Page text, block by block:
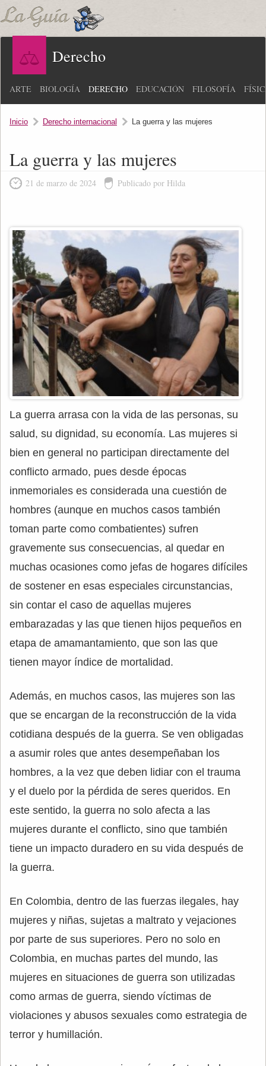
Derecho
ARTE BIOLOGÍA DERECHO EDUCACIÓN FILOSOFÍA
Inicio Derecho internacional La guerra y las mujeres
La guerra y las mujeres
21 de marzo de 2024 Publicado por Hilda
La guerra arrasa con la vida de las personas, su
salud, su dignidad, su economía. Las mujeres si
bien en general no participan directamente del
conflicto armado, pues desde épocas
inmemoriales es considerada una cuestión de
hombres (aunque en muchos casos también
toman parte como combatientes) sufren
gravemente sus consecuencias, al quedar en
muchas ocasiones como jefas de hogares difíciles
de sostener en esas especiales circunstancias,
sin contar el caso de aquellas mujeres
embarazadas y las que tienen hijos pequeños en
etapa de amamantamiento, que son las que
tienen mayor índice de mortalidad.
Además, en muchos casos, las mujeres son las
que se encargan de la reconstrucción de la vida
cotidiana después de la guerra. Se ven obligadas
a asumir roles que antes desempeñaban los
hombres, a la vez que deben lidiar con el trauma
y el duelo por la pérdida de seres queridos. En
este sentido, la guerra no solo afecta a las
mujeres durante el conflicto, sino que también
tiene un impacto duradero en su vida después de
la guerra.
En Colombia, dentro de las fuerzas ilegales, hay
mujeres y niñas, sujetas a maltrato y vejaciones
por parte de sus superiores. Pero no solo en
Colombia, en muchas partes del mundo, las
mujeres en situaciones de guerra son utilizadas
como armas de guerra, siendo víctimas de
violaciones y abusos sexuales como estrategia de
terror y humillación.